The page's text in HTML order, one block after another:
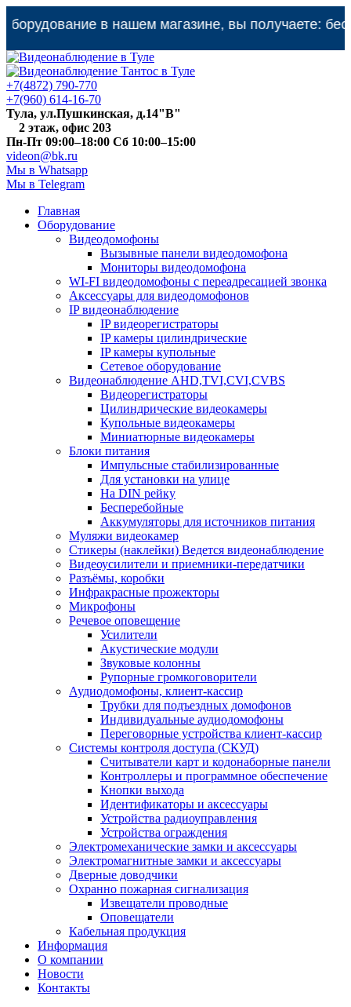
в нашем магазине, вы получаете:
+7(4872) 790-770
+7(960) 614-16-70
Тула, ул.Пушкинская, д.14"В"
2 этаж, офис 203
Пн-Пт 09:00–18:00 Сб 10:00–15:00
videon@bk.ru
Мы в Whatsapp
Мы в Telegram
Главная
Оборудование
Видеодомофоны
Вызывные панели видеодомофона
Мониторы видеодомофона
WI-FI видеодомофоны с переадресацией звонка
Аксессуары для видеодомофонов
IP видеонаблюдение
IP видеорегистраторы
IP камеры цилиндрические
IP камеры купольные
Сетевое оборудование
Видеонаблюдение AHD,TVI,CVI,CVBS
Видеорегистраторы
Цилиндрические видеокамеры
Купольные видеокамеры
Миниатюрные видеокамеры
Блоки питания
Импульсные стабилизированные
Для установки на улице
На DIN рейку
Бесперебойные
Аккумуляторы для источников питания
Муляжи видеокамер
Стикеры (наклейки) Ведется видеонаблюдение
Видеоусилители и приемники-передатчики
Разъёмы, коробки
Инфракрасные прожекторы
Микрофоны
Речевое оповещение
Усилители
Акустические модули
Звуковые колонны
Рупорные громкоговорители
Аудиодомофоны, клиент-кассир
Трубки для подъездных домофонов
Индивидуальные аудиодомофоны
Переговорные устройства клиент-кассир
Системы контроля доступа (СКУД)
Считыватели карт и кодонаборные панели
Контроллеры и программное обеспечение
Кнопки выхода
Идентификаторы и аксессуары
Устройства радиоуправления
Устройства ограждения
Электромеханические замки и аксессуары
Электромагнитные замки и аксессуары
Дверные доводчики
Охранно пожарная сигнализация
Извещатели проводные
Оповещатели
Кабельная продукция
Информация
О компании
Новости
Контакты